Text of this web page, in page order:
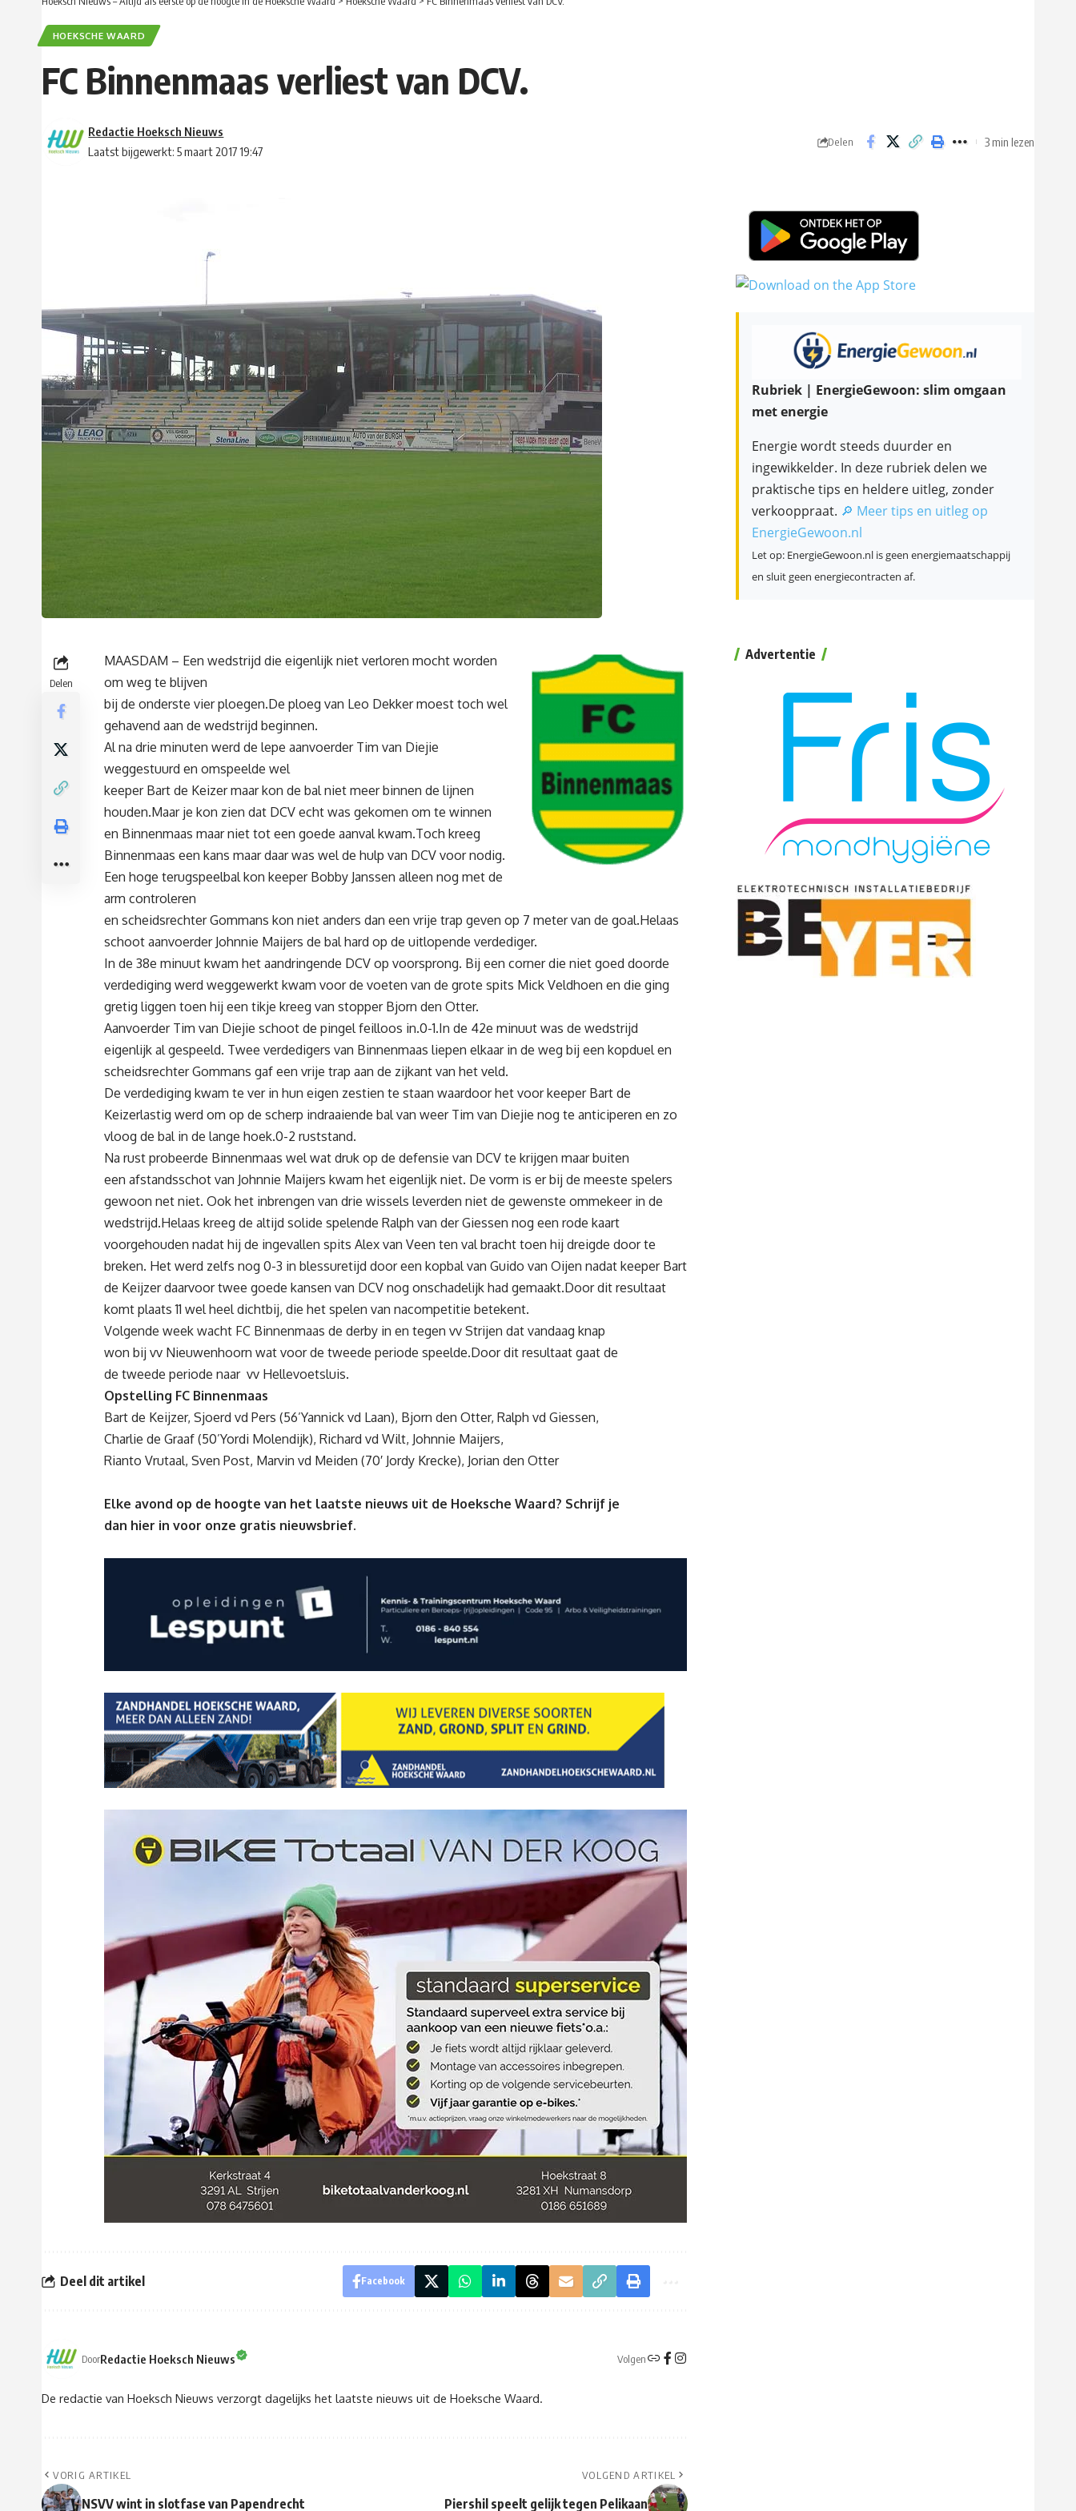
HOEKSCHE WAARD
FC Binnenmaas verliest van DCV.
Laatst bijgewerkt: 5 maart 2017 19:47
Redactie Hoeksch Nieuws
Delen 3 min lezen
Delen
MAASDAM – Een wedstrijd die eigenlijk niet verloren mocht worden
om weg te blijven
bij de onderste vier ploegen.De ploeg van Leo Dekker moest toch wel
gehavend aan de wedstrijd beginnen.
Al na drie minuten werd de lepe aanvoerder Tim van Diejie
weggestuurd en omspeelde wel
keeper Bart de Keizer maar kon de bal niet meer binnen de lijnen
houden.Maar je kon zien dat DCV echt was gekomen om te winnen
en Binnenmaas maar niet tot een goede aanval kwam.Toch kreeg
Binnenmaas een kans maar daar was wel de hulp van DCV voor nodig.
Een hoge terugspeelbal kon keeper Bobby Janssen alleen nog met de
arm controleren
en scheidsrechter Gommans kon niet anders dan een vrije trap geven op 7 meter van de goal.Helaas
schoot aanvoerder Johnnie Maijers de bal hard op de uitlopende verdediger.
In de 38e minuut kwam het aandringende DCV op voorsprong. Bij een corner die niet goed doorde
verdediging werd weggewerkt kwam voor de voeten van de grote spits Mick Veldhoen en die ging
gretig liggen toen hij een tikje kreeg van stopper Bjorn den Otter.
Aanvoerder Tim van Diejie schoot de pingel feilloos in.0-1.In de 42e minuut was de wedstrijd
eigenlijk al gespeeld. Twee verdedigers van Binnenmaas liepen elkaar in de weg bij een kopduel en
scheidsrechter Gommans gaf een vrije trap aan de zijkant van het veld.
De verdediging kwam te ver in hun eigen zestien te staan waardoor het voor keeper Bart de
Keizerlastig werd om op de scherp indraaiende bal van weer Tim van Diejie nog te anticiperen en zo
vloog de bal in de lange hoek.0-2 ruststand.
Na rust probeerde Binnenmaas wel wat druk op de defensie van DCV te krijgen maar buiten
een afstandsschot van Johnnie Maijers kwam het eigenlijk niet. De vorm is er bij de meeste spelers
gewoon net niet. Ook het inbrengen van drie wissels leverden niet de gewenste ommekeer in de
wedstrijd.Helaas kreeg de altijd solide spelende Ralph van der Giessen nog een rode kaart
voorgehouden nadat hij de ingevallen spits Alex van Veen ten val bracht toen hij dreigde door te
breken. Het werd zelfs nog 0-3 in blessuretijd door een kopbal van Guido van Oijen nadat keeper Bart
de Keijzer daarvoor twee goede kansen van DCV nog onschadelijk had gemaakt.Door dit resultaat
komt plaats 11 wel heel dichtbij, die het spelen van nacompetitie betekent.
Volgende week wacht FC Binnenmaas de derby in en tegen vv Strijen dat vandaag knap
won bij vv Nieuwenhoorn wat voor de tweede periode speelde.Door dit resultaat gaat de
de tweede periode naar vv Hellevoetsluis.
Opstelling FC Binnenmaas
Bart de Keijzer, Sjoerd vd Pers (56’Yannick vd Laan), Bjorn den Otter, Ralph vd Giessen,
Charlie de Graaf (50’Yordi Molendijk), Richard vd Wilt, Johnnie Maijers,
Rianto Vrutaal, Sven Post, Marvin vd Meiden (70′ Jordy Krecke), Jorian den Otter
Elke avond op de hoogte van het laatste nieuws uit de Hoeksche Waard? Schrijf je
dan hier in voor onze gratis nieuwsbrief.
Deel dit artikel Facebook
DoorRedactie Hoeksch Nieuws Volgen
De redactie van Hoeksch Nieuws verzorgt dagelijks het laatste nieuws uit de Hoeksche Waard.
VORIG ARTIKEL
NSVV wint in slotfase van Papendrecht
VOLGEND ARTIKEL
Piershil speelt gelijk tegen Pelikaan
Rubriek | EnergieGewoon: slim omgaan
met energie
Energie wordt steeds duurder en
ingewikkelder. In deze rubriek delen we
praktische tips en heldere uitleg, zonder
verkooppraat. 🔎 Meer tips en uitleg op
EnergieGewoon.nl
Let op: EnergieGewoon.nl is geen energiemaatschappij
en sluit geen energiecontracten af.
Advertentie